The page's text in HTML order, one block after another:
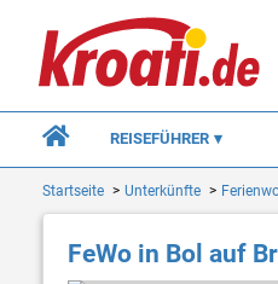
REISEFÜHRER
Startseite Unterkünfte
FeWo in Bol auf